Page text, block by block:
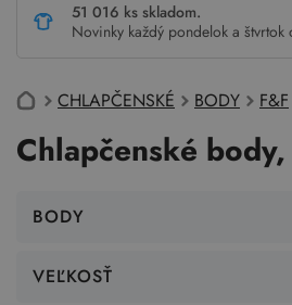
51 016 ks skladom.
Novinky každý pondelok a štvrtok
CHLAPČENSKÉ BODY F&F
Chlapčenské body,
BODY
VEĽKOSŤ